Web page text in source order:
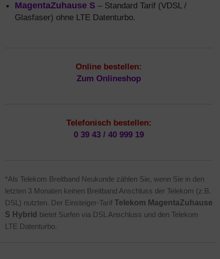
MagentaZuhause S – Standard Tarif (VDSL /
Glasfaser) ohne LTE Datenturbo.
Online bestellen:
Zum Onlineshop
Telefonisch bestellen:
0 39 43 / 40 999 19
*Als Telekom Breitband Neukunde zählen Sie, wenn Sie in den
letzten 3 Monaten keinen Breitband Anschluss der Telekom (z.B.
DSL) nutzten. Der Einsteiger-Tarif Telekom MagentaZuhause
S Hybrid bietet Surfen via DSL Anschluss und den Telekom
LTE Datenturbo.